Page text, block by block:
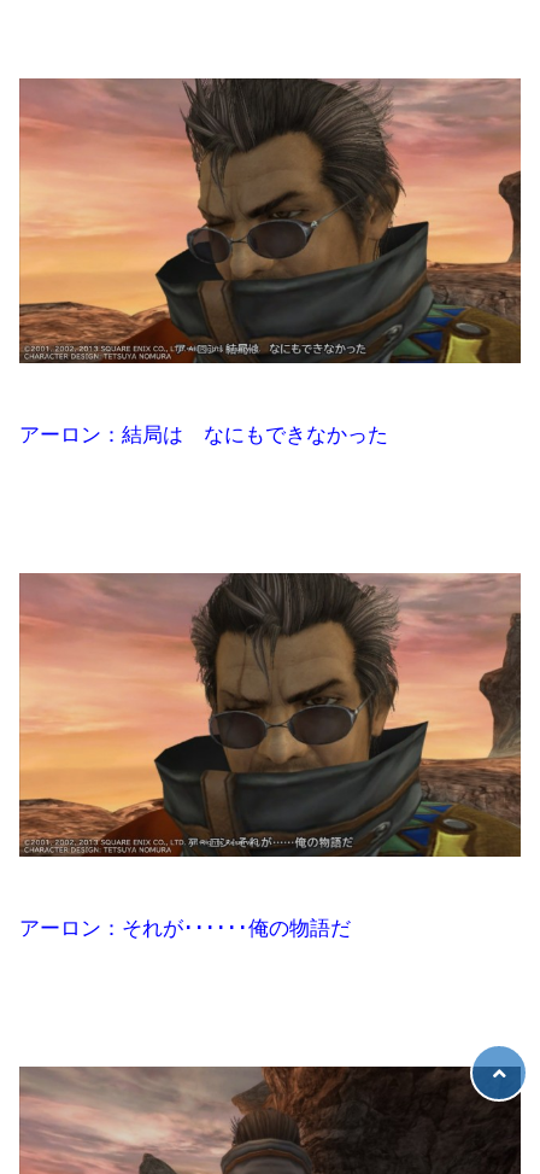
アーロン：結局は なにもできなかった
アーロン：それが･･････俺の物語だ